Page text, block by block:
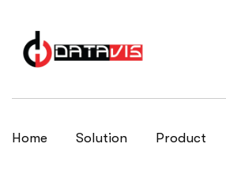
Home Solution Product